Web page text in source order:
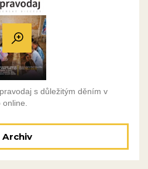
s důležitým děním v
Archiv